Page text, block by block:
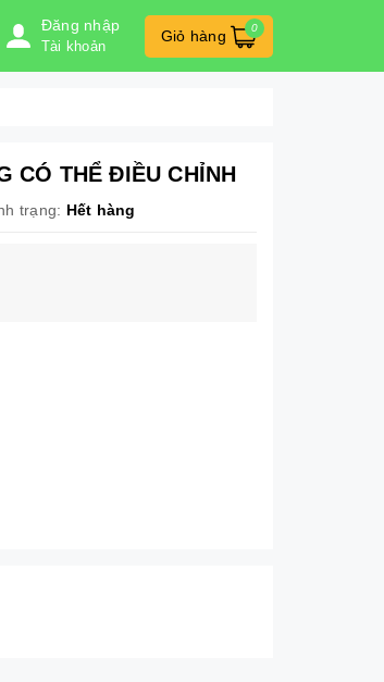
Đăng nhập
Tài khoản
Giỏ hàng 0
CÓ THỂ ĐIỀU CHỈNH
trạng: Hết hàng